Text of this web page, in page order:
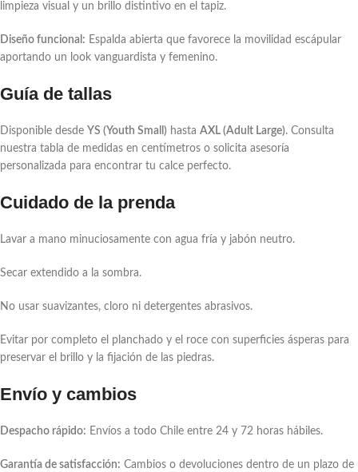
limpieza visual y un brillo distintivo en el tapiz.
Diseño funcional: Espalda abierta que favorece la movilidad escápular
aportando un look vanguardista y femenino.
Guía de tallas
Disponible desde YS (Youth Small) hasta AXL (Adult Large). Consulta
nuestra tabla de medidas en centímetros o solicita asesoría
personalizada para encontrar tu calce perfecto.
Cuidado de la prenda
Lavar a mano minuciosamente con agua fría y jabón neutro.
Secar extendido a la sombra.
No usar suavizantes, cloro ni detergentes abrasivos.
Evitar por completo el planchado y el roce con superficies ásperas para
preservar el brillo y la fijación de las piedras.
Envío y cambios
Despacho rápido: Envíos a todo Chile entre 24 y 72 horas hábiles.
Garantía de satisfacción: Cambios o devoluciones dentro de un plazo de